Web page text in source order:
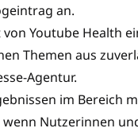
an.
Youtube Health
Themen aus
Agentur.
im Bereich
Nutzerinnen